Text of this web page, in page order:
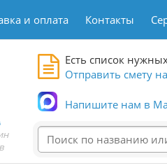
и оплата Контакты
Есть список
Отправить смету
Напишите нам в